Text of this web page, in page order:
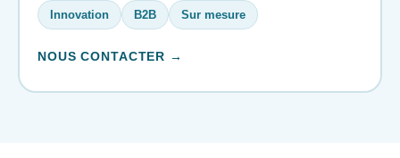
Innovation B2B Sur mesure
NOUS CONTACTER →